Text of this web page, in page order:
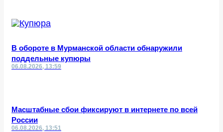
В обороте в Мурманской области обнаружили
поддельные купюры
06.08.2026, 13:59
Масштабные сбои фиксируют в интернете по всей
России
06.08.2026, 13:51